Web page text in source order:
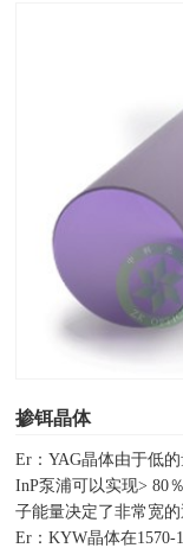
掺铒晶体
Er：YAG晶体由于低
InP泵浦可以实现> 80
子能量决定了非常宽
Er：KYW晶体在1570-